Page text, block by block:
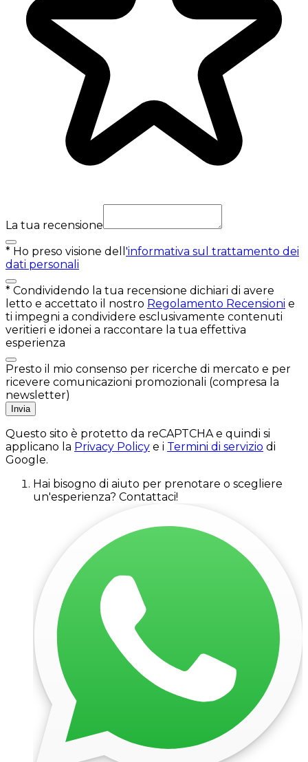
La tua recensione
* Ho preso visione dell 'informativa sul trattamento dei
dati personali
* Condividendo la tua recensione dichiari di avere
letto e accettato il nostro Regolamento Recensioni e
ti impegni a condividere esclusivamente contenuti
veritieri e idonei a raccontare la tua effettiva
esperienza
Presto il mio consenso per ricerche di mercato e per
ricevere comunicazioni promozionali (compresa la
newsletter)
Invia
Questo sito è protetto da reCAPTCHA e quindi si
applicano la Privacy Policy e i Termini di servizio di
Google.
Hai bisogno di aiuto per prenotare o scegliere
un'esperienza? Contattaci!